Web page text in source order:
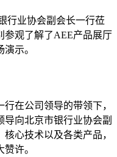
行业协会副会长一行莅
参观了解了AEE产品展厅
示。
行在公司领导的带领下，
导向北京市银行业协会副
核心技术以及各类产品，
赞许。